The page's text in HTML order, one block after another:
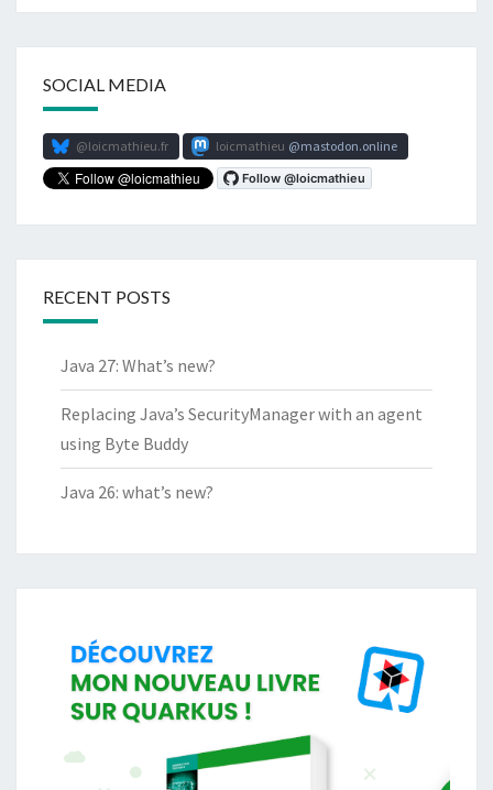
SOCIAL MEDIA
@loicmathieu.fr loicmathieu mastodon.online
RECENT POSTS
Java 27: What’s new?
Replacing Java’s SecurityManager with an agent
using Byte Buddy
Java 26: what’s new?